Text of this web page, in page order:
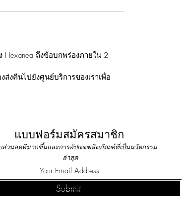
ถึงข้อบกพร่องภายใน 2
งคืนไปยังศูนย์บริการของเราเพื่อ
แบบฟอร์มสมัครสมาชิก
ส่วนลดที่มากขึ้นและการอัปเดตผลิตภัณฑ์ที่เป็นนวัตกรรม
ล่าสุด
Submit
Do Not Sell My Personal Information